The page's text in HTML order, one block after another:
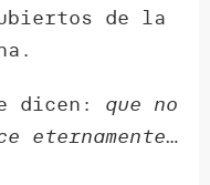
de la
dicen: que no
eternamente…